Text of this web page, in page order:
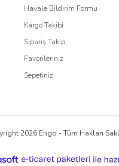
malzemeleri, mükemmel
performansını uzun süre
Havale Bildirim Formu
Kargo Takibi
Sipariş Takip
Favorileriniz
Sepetiniz
2026 Engo - Tüm Hakları
ideasoft e-